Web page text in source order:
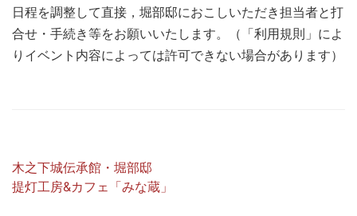
日程を調整して直接，堀部邸におこしいただき担当者と打
合せ・手続き等をお願いいたします。（「利用規則」によ
りイベント内容によっては許可できない場合があります）
木之下城伝承館・堀部邸
提灯工房&カフェ「みな蔵」